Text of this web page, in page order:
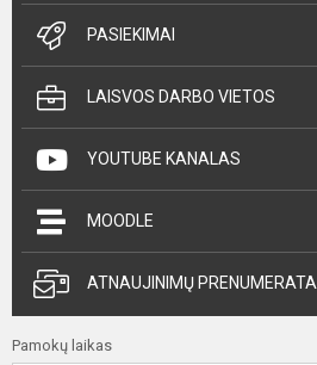
PASIEKIMAI
LAISVOS DARBO VIETOS
YOUTUBE KANALAS
MOODLE
ATNAUJINIMŲ PRENUMERATA
Pamokų laikas